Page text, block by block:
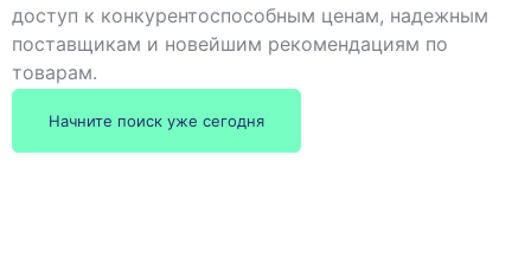
доступ к конкурентоспособным ценам, надежным
поставщикам и новейшим рекомендациям по
товарам.
Начните поиск уже сегодня